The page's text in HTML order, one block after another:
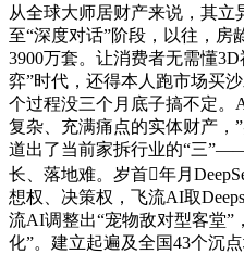
从全球大师居财产来说，其立
至“深度对话”阶段，以往，房
3900万套。让消费者无需懂
弈”时代，还得本人跑市场买
个过程没三个月底子搞不定。
复杂、充满痛点的实体财产，
道出了当前家拆行业的“三
长、落地难。岁首年月
想权、决策权，飞流AI取
流AI调整出“宠物敌对型客堂”
化”。建立起遍及全国43个沉